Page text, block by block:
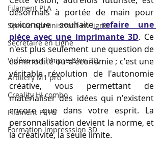
Filament PLA
Service administratif en ligne
Secrétaire en Ligne
Vidéos sur l'impression 3D,
Artillery M1 pro
Creality HI combo
Filament PETG
Formation impresssion 3D
désormais à portée de main pour
quiconque souhaite
refaire une
pièce avec une imprimante 3D. Ce
n'est plus seulement une question de
commodité ou d'économie ; c'est une
véritable révolution de l'autonomie
créative, vous permettant de
matérialiser des idées qui n'existent
encore que dans votre esprit. La
personnalisation devient la norme, et
la créativité, la seule limite.